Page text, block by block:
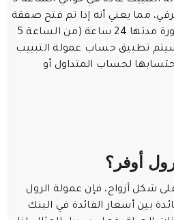
مما يعني أنه إذا تم فتح صفقة
تداول واستمرت لأكثر من دورة مدتها 24 ساعة (من الساعة 5
سيتم تطبيق حساب عمولة التبييب
لحساب المتداول أو
أوفر؟
شكل أزواج، فإن عمولة الرول
بين أسعار الفائدة في البنك